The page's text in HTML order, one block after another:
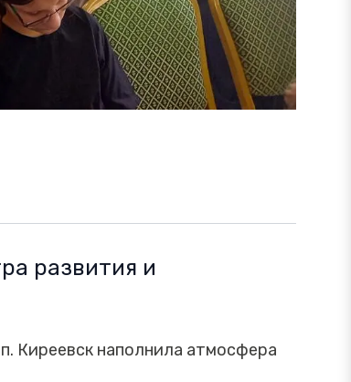
развития и
Киреевск наполнила атмосфера